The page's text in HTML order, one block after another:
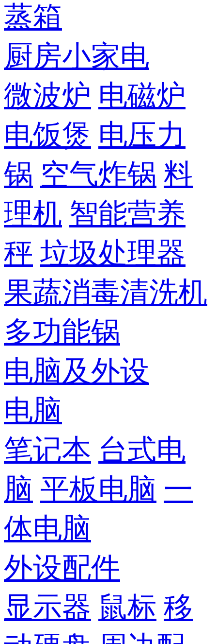
蒸箱
厨房小家电
微波炉 电磁炉
电饭煲 电压力
锅 空气炸锅 料
理机 智能营养
秤 垃圾处理器
果蔬消毒清洗机
多功能锅
电脑及外设
电脑
笔记本 台式电
脑 平板电脑 一
体电脑
外设配件
显示器 鼠标 移